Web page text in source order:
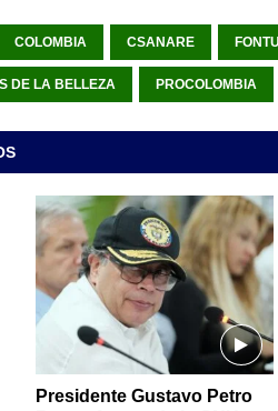
COLOMBIA CSANARE
DE LA BELLEZA PROCOLOMBIA
Presidente Gustavo Petro